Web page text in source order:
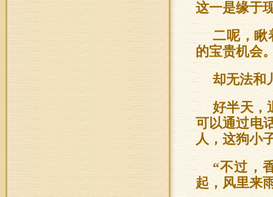
这一是缘于
二呢，瞅
的宝贵机会
却无法和
好半天，
可以通过电
人，这狗小
“不过，
起，风里来